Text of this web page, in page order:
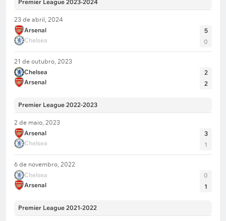
Premier League 2023-2024
23 de abril, 2024
Arsenal
Chelsea
5
0
21 de outubro, 2023
Chelsea
Arsenal
2
2
Premier League 2022-2023
2 de maio, 2023
Arsenal
Chelsea
3
1
6 de novembro, 2022
Chelsea
Arsenal
0
1
Premier League 2021-2022